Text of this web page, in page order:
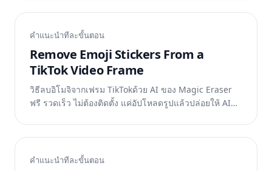
คำแนะนำทีละขั้นตอน
Remove Emoji Stickers From a
TikTok Video Frame
วิธีลบอิโมจิจากเฟรม TikTokด้วย AI ของ Magic Eraser
ฟรี รวดเร็ว ไม่ต้องติดตั้ง แค่อัปโหลดรูปแล้วปล่อยให้ AI
คำแนะนำทีละขั้นตอน